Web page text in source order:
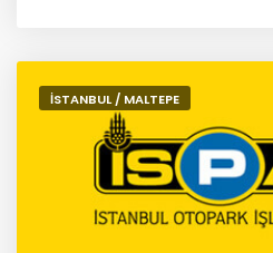
İSTANBUL / MALTEPE